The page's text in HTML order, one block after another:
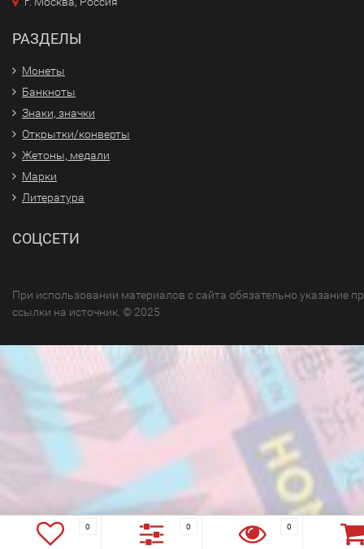
РАЗДЕЛЫ
Монеты
Банкноты
Знаки, значки
Открытки/конверты
Жетоны, медали
Марки
Литература
СОЦСЕТИ
При использовании материалов с сайта обязательно указание
ссылки на источник. © 2025
0 0 0